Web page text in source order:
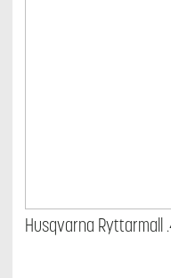
Husqvarna Ryttarmall